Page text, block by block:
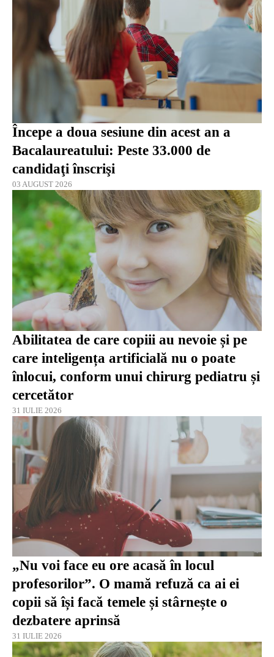
Începe a doua sesiune din acest an a
Bacalaureatului: Peste 33.000 de
candidaţi înscrişi
03 AUGUST 2026
Abilitatea de care copiii au nevoie și pe
care inteligența artificială nu o poate
înlocui, conform unui chirurg pediatru și
cercetător
31 IULIE 2026
„Nu voi face eu ore acasă în locul
profesorilor”. O mamă refuză ca ai ei
copii să își facă temele și stârnește o
dezbatere aprinsă
31 IULIE 2026